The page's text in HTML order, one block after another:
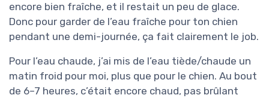
encore bien fraîche, et il restait un peu de glace.
Donc pour garder de l’eau fraîche pour ton chien
pendant une demi-journée, ça fait clairement le job.
Pour l’eau chaude, j’ai mis de l’eau tiède/chaude un
matin froid pour moi, plus que pour le chien. Au bout
de 6–7 heures, c’était encore chaud, pas brûlant